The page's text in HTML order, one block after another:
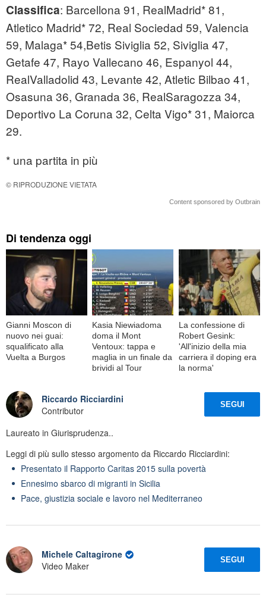
Classifica: Barcellona 91, RealMadrid* 81,
Atletico Madrid* 72, Real Sociedad 59, Valencia
59, Malaga* 54,Betis Siviglia 52, Siviglia 47,
Getafe 47, Rayo Vallecano 46, Espanyol 44,
RealValladolid 43, Levante 42, Atletic Bilbao 41,
Osasuna 36, Granada 36, RealSaragozza 34,
Deportivo La Coruna 32, Celta Vigo* 31, Maiorca
29.
* una partita in più
© RIPRODUZIONE VIETATA
Content sponsored by Outbrain
Di tendenza oggi
Gianni Moscon di
nuovo nei guai:
squalificato alla
Vuelta a Burgos
Kasia Niewiadoma
doma il Mont
Ventoux: tappa e
maglia in un finale da
brividi al Tour
La confessione di
Robert Gesink:
'All'inizio della mia
carriera il doping era
la norma'
Riccardo Ricciardini
Contributor
SEGUI
Laureato in Giurisprudenza..
Leggi di più sullo stesso argomento da Riccardo Ricciardini:
Presentato il Rapporto Caritas 2015 sulla povertà
Ennesimo sbarco di migranti in Sicilia
Pace, giustizia sociale e lavoro nel Mediterraneo
Michele Caltagirone
Video Maker
SEGUI